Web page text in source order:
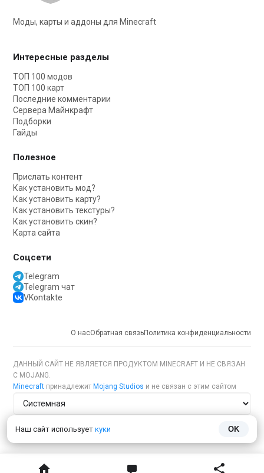
Наш сайт использует куки OK
Моды, карты и аддоны для Minecraft
Интересные разделы
ТОП 100 модов
ТОП 100 карт
Последние комментарии
Сервера Майнкрафт
Подборки
Гайды
Полезное
Прислать контент
Как установить мод?
Как установить карту?
Как установить текстуры?
Как установить скин?
Карта сайта
Соцсети
Telegram
Telegram чат
VKontakte
О насОбратная связьПолитика конфиденциальности
ДАННЫЙ САЙТ НЕ ЯВЛЯЕТСЯ ПРОДУКТОМ MINECRAFT И НЕ СВЯЗАН
С MOJANG.
Minecraft принадлежит Mojang Studios и не связан с этим сайтом
Тема сайта
Язык сайта